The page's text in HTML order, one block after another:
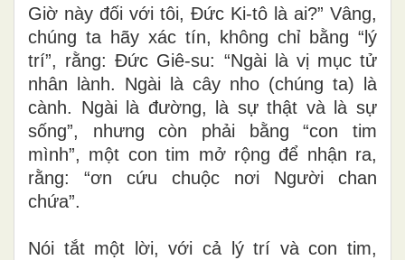
Giờ này đối với tôi, Đức Ki-tô là ai?” Vâng,
chúng ta hãy xác tín, không chỉ bằng “lý
trí”, rằng: Đức Giê-su: “Ngài là vị mục tử
nhân lành. Ngài là cây nho (chúng ta) là
cành. Ngài là đường, là sự thật và là sự
sống”, nhưng còn phải bằng “con tim
mình”, một con tim mở rộng để nhận ra,
rằng: “ơn cứu chuộc nơi Người chan
chứa”.
Nói tắt một lời, với cả lý trí và con tim,